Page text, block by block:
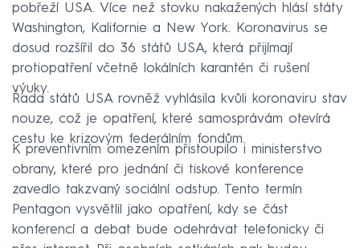
pobřeží USA. Více než stovku nakažených hlásí státy
Washington, Kalifornie a New York. Koronavirus se
dosud rozšířil do 36 států USA, která přijímají
protiopatření včetně lokálních karantén či rušení
výuky.
Řada států USA rovněž vyhlásila kvůli koronaviru stav
nouze, což je opatření, které samosprávám otevírá
cestu ke krizovým federálním fondům.
K preventivním omezením přistoupilo i ministerstvo
obrany, které pro jednání či tiskové konference
zavedlo takzvaný sociální odstup. Tento termín
Pentagon vysvětlil jako opatření, kdy se část
konferencí a debat bude odehrávat telefonicky či